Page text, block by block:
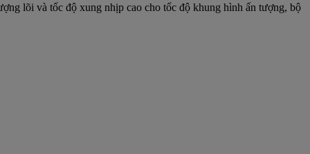
lõi và tốc độ xung nhịp cao cho tốc độ khung hình ấn tượng, bộ